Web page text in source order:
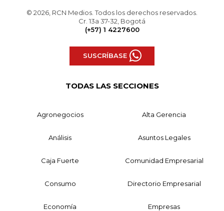
© 2026, RCN Medios. Todos los derechos reservados.
Cr. 13a 37-32, Bogotá
(+57) 1 4227600
SUSCRÍBASE
TODAS LAS SECCIONES
Agronegocios Alta Gerencia
Análisis Asuntos Legales
Caja Fuerte Comunidad Empresarial
Consumo Directorio Empresarial
Economía Empresas